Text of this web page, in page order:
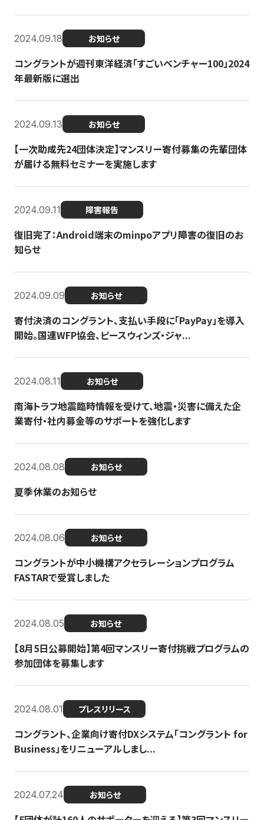
2024.09.18 お知らせ
コングラントが週刊東洋経済「すごいベンチャー100」2024
年最新版に選出
2024.09.13 お知らせ
【一次助成先24団体決定】マンスリー寄付募集の先輩団体
が届ける無料セミナーを実施します
2024.09.11 障害報告
復旧完了：Android端末のminpoアプリ障害の復旧のお
知らせ
2024.09.09 お知らせ
寄付決済のコングラント、支払い手段に「PayPay」を導入
開始。国連WFP協会、ピースウィンズ・ジャ...
2024.08.11 お知らせ
南海トラフ地震臨時情報を受けて、地震・災害に備えた企
業寄付・社内募金等のサポートを強化します
2024.08.08 お知らせ
夏季休業のお知らせ
2024.08.06 お知らせ
コングラントが中小機構アクセラレーションプログラム
FASTARで受賞しました
2024.08.05 お知らせ
【8月5日公募開始】第4回マンスリー寄付挑戦プログラムの
参加団体を募集します
2024.08.01 プレスリリース
コングラント、企業向け寄付DXシステム「コングラント for
Business」をリニューアルしまし...
2024.07.24 お知らせ